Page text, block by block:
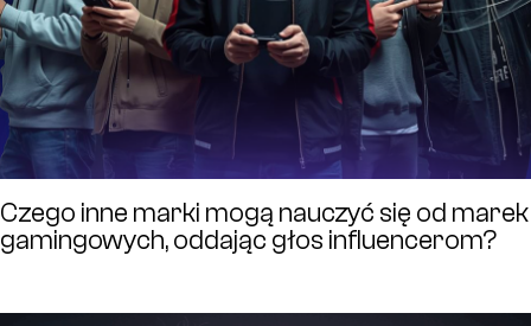
Czego inne marki mogą nauczyć się od marek
gamingowych, oddając głos influencerom?